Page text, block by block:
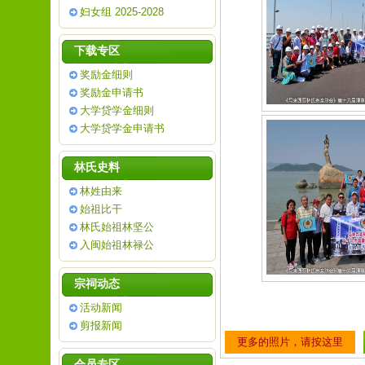
妇女组 2025-2028
下载专区
奖励金细则
奖励金申请书
大学贷学金细则
大学贷学金申请书
林氏史料
林姓由来
始祖比干
林氏始祖林坚公
入闽始祖林禄公
宗祠动态
活动新闻
剪报新闻
更多的照片，请按这里